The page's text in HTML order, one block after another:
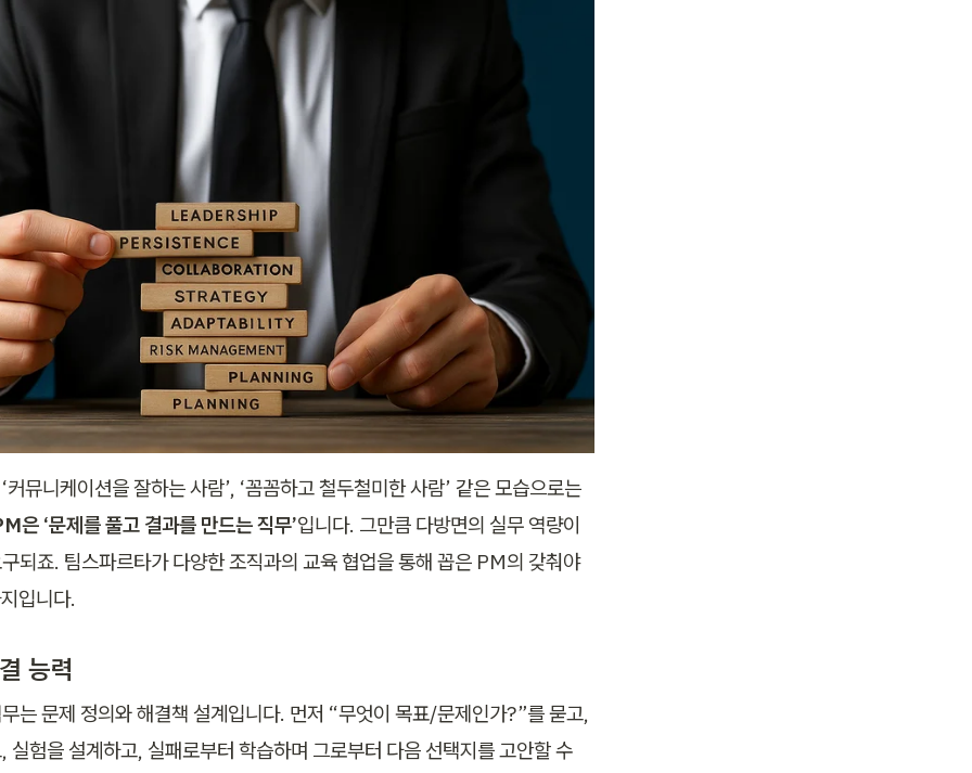
뮤니케이션을 잘하는 사람’, ‘꼼꼼하고 철두철미한 사람’ 같은 모습으로는
은 ‘문제를 풀고 결과를 만드는 직무’입니다. 그만큼 다방면의 실무 역량이
되죠. 팀스파르타가 다양한 조직과의 교육 협업을 통해 꼽은 PM의 갖춰야
입니다.
능력
는 문제 정의와 해결책 설계입니다. 먼저 “무엇이 목표/문제인가?”를 묻고,
실험을 설계하고, 실패로부터 학습하며 그로부터 다음 선택지를 고안할 수